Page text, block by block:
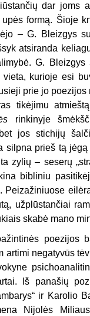
dar joms
formą. Šioje
– G. Bleizgys
atsiranda
G.
kurioje esi
prie jo
tikėjimu
rinkinyje
jos stichijų
silpna prieš tą
zylių – seserų
bibliniu
Peizažiniuose
užplūstančiai
skabė mano
poezijos
artimi negatyvūs
Iš panašių
ir Karolio
Nijolės